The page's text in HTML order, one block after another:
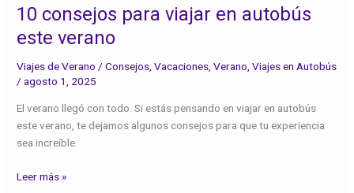
10 consejos para viajar en autobús
este verano
Viajes de Verano /Consejos ,Vacaciones ,Verano ,Viajes en Autobús
/agosto 1, 2025
El verano llegó con todo. Si estás pensando en viajar en autobús
este verano, te dejamos algunos consejos para que tu experiencia
sea increíble.
Leer más »